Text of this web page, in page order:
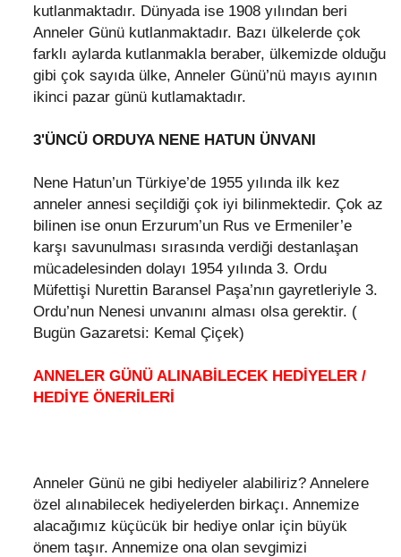
kutlanmaktadır. Dünyada ise 1908 yılından beri
Anneler Günü kutlanmaktadır. Bazı ülkelerde çok
farklı aylarda kutlanmakla beraber, ülkemizde olduğu
gibi çok sayıda ülke, Anneler Günü’nü mayıs ayının
ikinci pazar günü kutlamaktadır.
3'ÜNCÜ ORDUYA NENE HATUN ÜNVANI
Nene Hatun’un Türkiye’de 1955 yılında ilk kez
anneler annesi seçildiği çok iyi bilinmektedir. Çok az
bilinen ise onun Erzurum’un Rus ve Ermeniler’e
karşı savunulması sırasında verdiği destanlaşan
mücadelesinden dolayı 1954 yılında 3. Ordu
Müfettişi Nurettin Baransel Paşa’nın gayretleriyle 3.
Ordu’nun Nenesi unvanını alması olsa gerektir. (
Bugün Gazaretsi: Kemal Çiçek)
ANNELER GÜNÜ ALINABİLECEK HEDİYELER /
HEDİYE ÖNERİLERİ
Anneler Günü ne gibi hediyeler alabiliriz? Annelere
özel alınabilecek hediyelerden birkaçı. Annemize
alacağımız küçücük bir hediye onlar için büyük
önem taşır. Annemize ona olan sevgimizi